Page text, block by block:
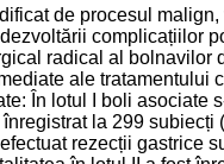
de procesul
complicațiilor
radical al bolnavilor
ale tratamentului
În lotul I boli asociate
la 299 subiecți
rezecții gastrice